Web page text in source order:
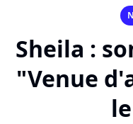
Sheila :
"Venue